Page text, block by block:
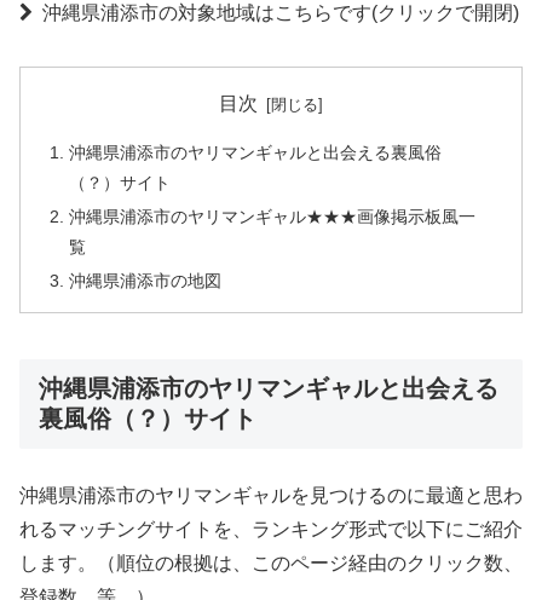
沖縄県浦添市の対象地域はこちらです(クリックで開閉)
目次
沖縄県浦添市のヤリマンギャルと出会える裏風俗
（？）サイト
沖縄県浦添市のヤリマンギャル★★★画像掲示板風一
覧
沖縄県浦添市の地図
沖縄県浦添市のヤリマンギャルと出会える
裏風俗（？）サイト
沖縄県浦添市のヤリマンギャルを見つけるのに最適と思わ
れるマッチングサイトを、ランキング形式で以下にご紹介
します。（順位の根拠は、このページ経由のクリック数、